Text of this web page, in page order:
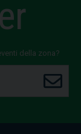
della zona?